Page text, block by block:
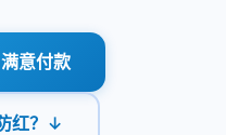
意付款
红？↓